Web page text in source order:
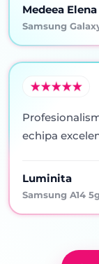
Medeea Elena
Samsung
echipa
Luminita
Samsung A14 5g